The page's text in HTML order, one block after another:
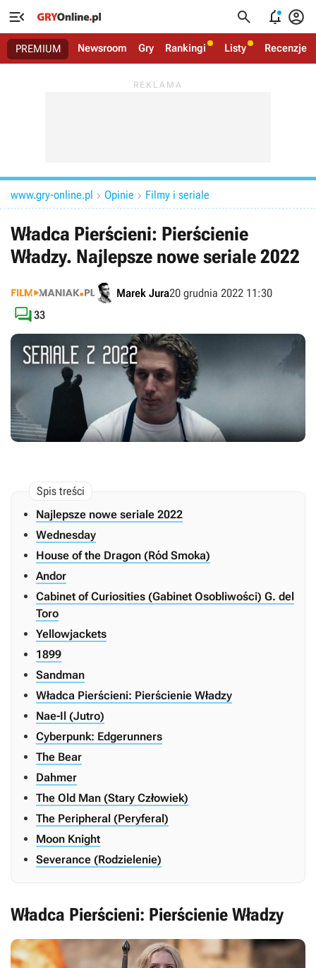
   
PREMIUM Newsroom Gry Rankingi Listy Recenzje
www.gry-online.pl  Opinie  Filmy i seriale
Władca Pierścieni: Pierścienie
Władzy. Najlepsze nowe seriale 2022
Marek Jura20 grudnia 2022 11:30
33
Najlepsze nowe seriale 2022
Wednesday
House of the Dragon (Ród Smoka)
Andor
Cabinet of Curiosities (Gabinet Osobliwości) G. del
Toro
Yellowjackets
1899
Sandman
Władca Pierścieni: Pierścienie Władzy
Nae-Il (Jutro)
Cyberpunk: Edgerunners
The Bear
Dahmer
The Old Man (Stary Człowiek)
The Peripheral (Peryferal)
Moon Knight
Severance (Rodzielenie)
Władca Pierścieni: Pierścienie Władzy